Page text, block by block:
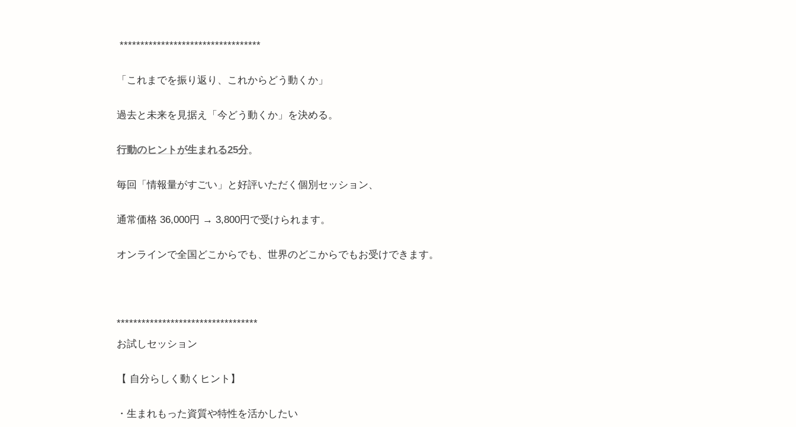
**********************************
「これまでを振り返り、これからどう動くか」
過去と未来を見据え「今どう動くか」を決める。
行動のヒントが生まれる25分。
毎回「情報量がすごい」と好評いただく個別セッション、
通常価格 36,000円 → 3,800円で受けられます。
オンラインで全国どこからでも、世界のどこからでもお受けできます。
**********************************
お試しセッション
【 自分らしく動くヒント】
・生まれもった資質や特性を活かしたい